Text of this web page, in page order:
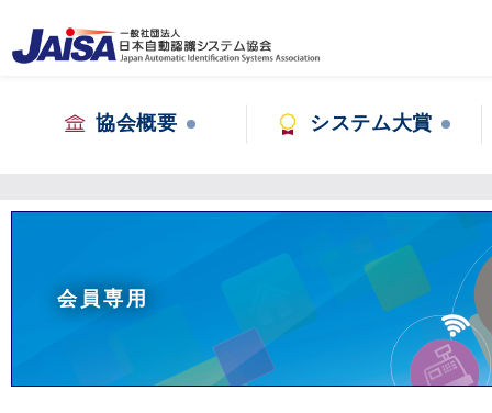
協会概要 システム大賞
会員専用